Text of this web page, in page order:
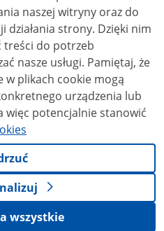
nie jest to stwierdzone inaczej.
naszej witryny oraz do
strony. Dzięki nim
treści do potrzeb
usługi. Pamiętaj, że
w plikach cookie mogą
urządzenia lub
więc potencjalnie stanowić
wszystkie